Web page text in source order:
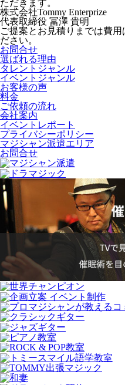
ただきます。
株式会社Tommy Enterprize
代表取締役 冨澤 貴明
ご提案とお見積りまでは費
ださい。
お問合せ
選ばれる理由
タレントジャンル
イベントジャンル
お客様の声
料金
ご依頼の流れ
会社案内
イベントレポート
プライバシーポリシー
マジシャン派遣エリア
お問合せ